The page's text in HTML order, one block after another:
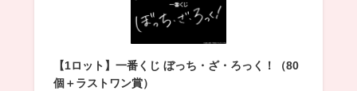
【1ロット】一番くじ ぼっち・ざ・ろっく！（80
個＋ラストワン賞）